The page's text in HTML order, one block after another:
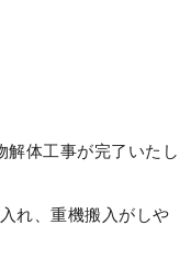
解体工事が完了いたし
れ、重機搬入がしや